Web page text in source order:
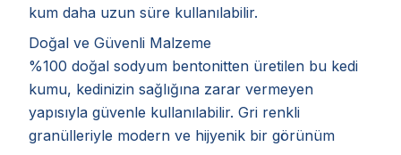
kum daha uzun süre kullanılabilir.
Doğal ve Güvenli Malzeme
%100 doğal sodyum bentonitten üretilen bu kedi
kumu, kedinizin sağlığına zarar vermeyen
yapısıyla güvenle kullanılabilir. Gri renkli
granülleriyle modern ve hijyenik bir görünüm